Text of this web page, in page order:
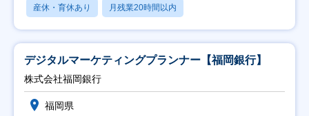
産休・育休あり 月残業20時間以内
デジタルマーケティングプランナー【福岡銀行】
株式会社福岡銀行
福岡県